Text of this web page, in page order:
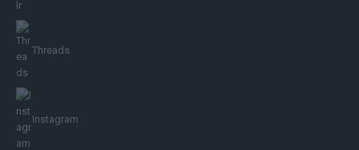
Threads
Instagram